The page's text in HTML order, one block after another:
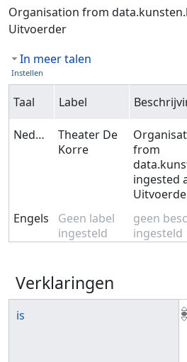
Ga naar:navigatie,zoeken
Organisation from
Uitvoerder
In meer talen
Instellen
Taal Label
Nederlands
Theater De
Korre
from
ingested
Engels
Geen label
ingesteld
geen
ingesteld
Verklaringen
is